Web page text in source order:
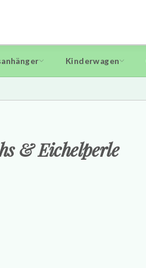
Kinderwagen
& Eichelperle